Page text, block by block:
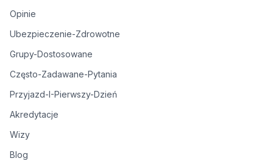
Opinie
Ubezpieczenie-Zdrowotne
Grupy-Dostosowane
Często-Zadawane-Pytania
Przyjazd-I-Pierwszy-Dzień
Akredytacje
Wizy
Blog